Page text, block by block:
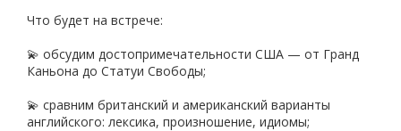
Что будет на встрече:
💫 обсудим достопримечательности США — от Гранд
Каньона до Статуи Свободы;
💫 сравним британский и американский варианты
английского: лексика, произношение, идиомы;